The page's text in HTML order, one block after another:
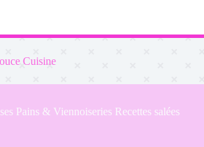
Cuisine
Pains & Viennoiseries Recettes salées